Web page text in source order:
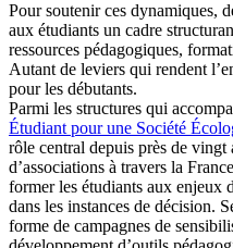
Pour soutenir ces dynamiques,
aux étudiants un cadre
ressources pédagogiques,
Autant de leviers qui rendent
pour les débutants.
Parmi les structures qui
Étudiant pour une Société
rôle central depuis près de vingt
d’associations à travers la
former les étudiants aux enjeux
dans les instances de décision.
forme de campagnes de